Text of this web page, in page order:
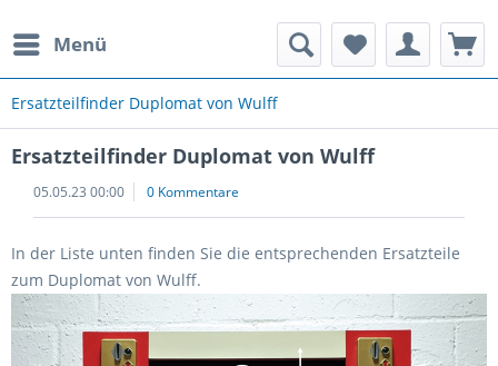
Menü
Ersatzteilfinder Duplomat von Wulff
Spielautomaten
Ersatzteilfinder Duplomat von Wulff
05.05.23 00:00 0 Kommentare
In der Liste unten finden Sie die entsprechenden Ersatzteile
zum Duplomat von Wulff.